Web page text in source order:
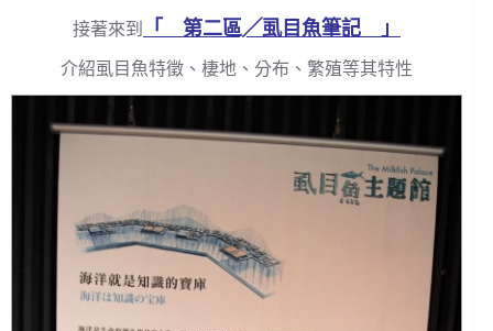
接著來到 「 第二區╱虱目魚筆記 」
介紹虱目魚特徵、棲地、分布、繁殖等其特性